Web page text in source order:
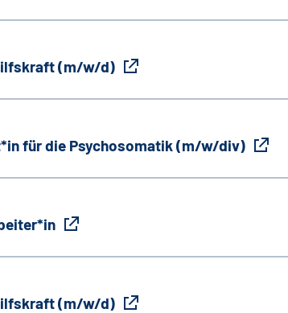
(m/w/d)
für die Psychosomatik (m/w/div)
(m/w/d)